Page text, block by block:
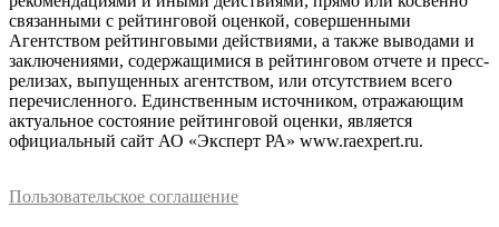
связанными с рейтинговой оценкой, совершенными
Агентством рейтинговыми действиями, а также выводами и
заключениями, содержащимися в рейтинговом отчете и пресс-
релизах, выпущенных агентством, или отсутствием всего
перечисленного. Единственным источником, отражающим
актуальное состояние рейтинговой оценки, является
официальный сайт АО «Эксперт РА» www.raexpert.ru.
Пользовательское соглашение